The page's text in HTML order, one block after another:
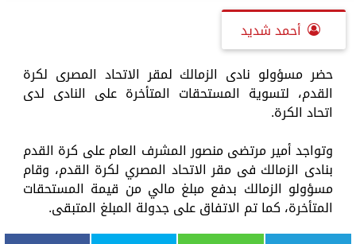
أحمد شديد
حضر مسؤولو نادى الزمالك لمقر الاتحاد المصرى لكرة
القدم، لتسوية المستحقات المتأخرة على النادى لدى
اتحاد الكرة.
وتواجد أمير مرتضى منصور المشرف العام على كرة القدم
بنادى الزمالك فى مقر الاتحاد المصري لكرة القدم، وقام
مسؤولو الزمالك بدفع مبلغ مالي من قيمة المستحقات
المتأخرة، كما تم الاتفاق على جدولة المبلغ المتبقى.